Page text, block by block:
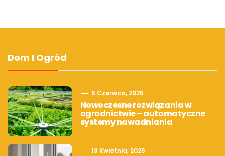
Dom I Ogród
6 Czerwca, 2025
Nowoczesne rozwiązania w
ogrodnictwie – automatyczne
systemy nawadniania
13 Kwietnia, 2025